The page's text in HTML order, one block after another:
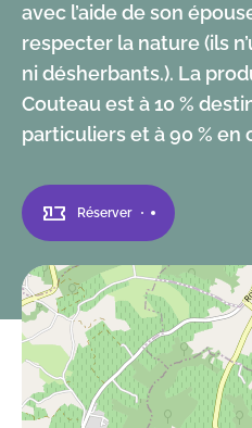
avec l’aide de son
respecter la nature (ils
ni désherbants.). La
Couteau est à 10 %
particuliers et à 90 % en
Réserver